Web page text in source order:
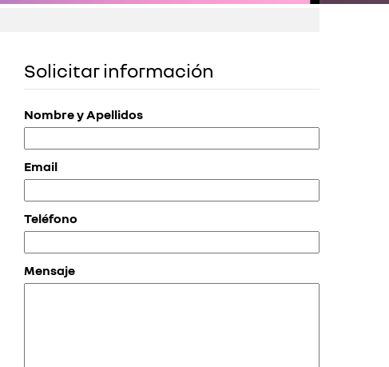
Solicitar información
Nombre y Apellidos
Email
Teléfono
Mensaje